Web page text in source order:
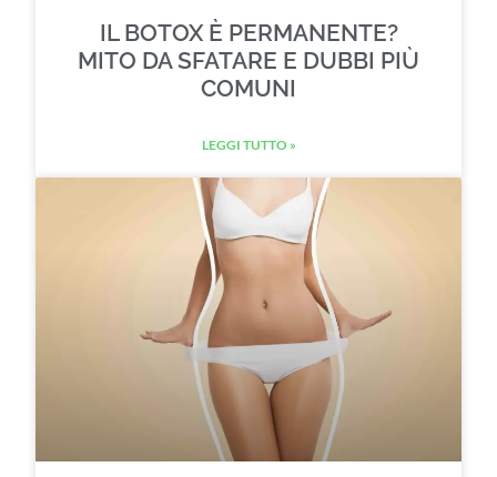
IL BOTOX È PERMANENTE?
MITO DA SFATARE E DUBBI PIÙ
COMUNI
LEGGI TUTTO »